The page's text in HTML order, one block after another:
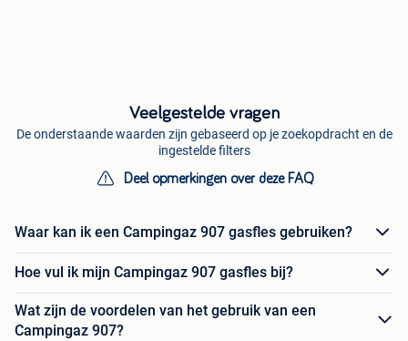
Veelgestelde vragen
De onderstaande waarden zijn gebaseerd op je zoekopdracht en de
ingestelde filters
Deel opmerkingen over deze FAQ
Waar kan ik een Campingaz 907 gasfles gebruiken?
Hoe vul ik mijn Campingaz 907 gasfles bij?
Wat zijn de voordelen van het gebruik van een
Campingaz 907?